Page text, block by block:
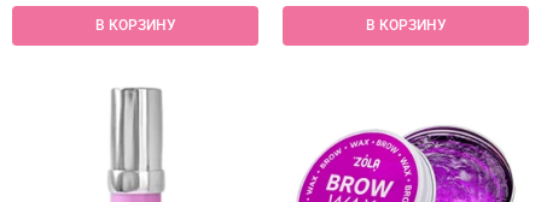
В КОРЗИНУ В КОРЗИНУ